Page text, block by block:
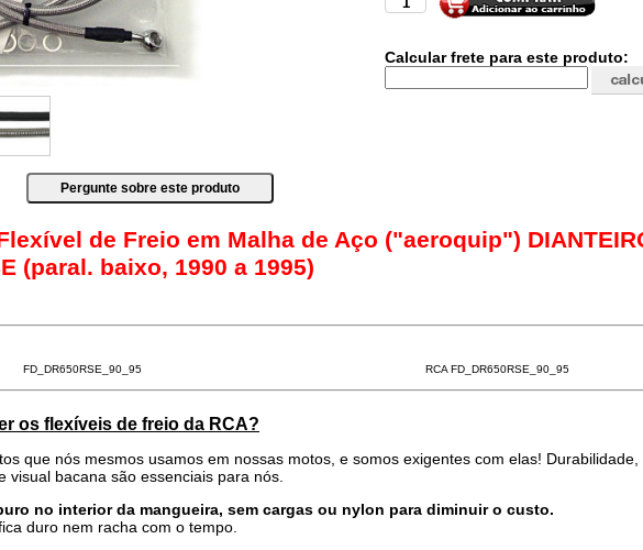
Calcular frete para este produto:
de Freio em Malha de Aço ("aeroquip")
(paral. baixo, 1990 a 1995)
FD_DR650RSE_90_95 RCA FD_DR650RSE_90_95
os flexíveis de freio da RCA?
que nós mesmos usamos em nossas motos, e somos exigentes com elas! Durabilidade,
visual bacana são essenciais para nós.
no interior da mangueira, sem cargas ou nylon para diminuir o custo.
duro nem racha com o tempo.